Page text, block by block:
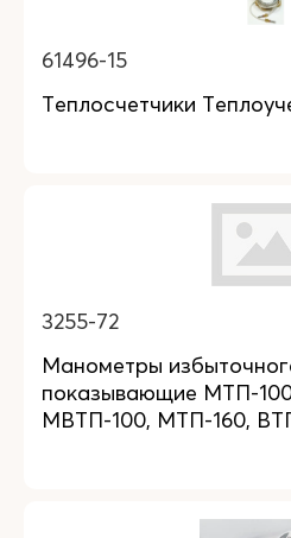
61496-15
Теплосчетчики
3255-72
Манометры
показывающие МТП-
МВТП-100, МТП-160,